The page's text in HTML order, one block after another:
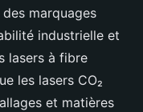
marquages
industrielle et
lasers à fibre
les lasers CO₂
et matières